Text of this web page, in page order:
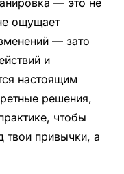
ощущает
— зато
и
настоящим
решения,
чтобы
твои привычки, а